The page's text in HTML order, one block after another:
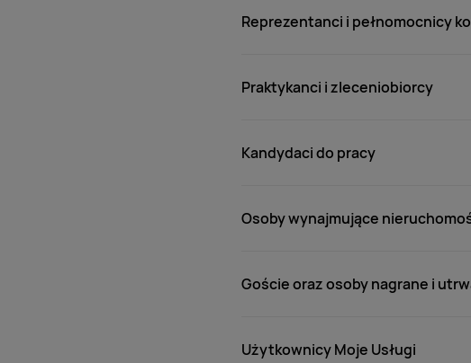
Reprezentanci i pełnomocnicy
Praktykanci i zleceniobiorcy
Kandydaci do pracy
Osoby wynajmujące
Goście oraz osoby nagrane i
Użytkownicy Moje Usługi